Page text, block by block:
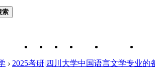
索
› 2025考研|四川大学中国语言文学专业的